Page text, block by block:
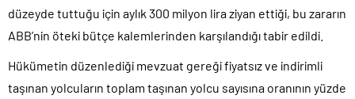
düzeyde tuttuğu için aylık 300 milyon lira ziyan ettiği, bu zararın
ABB’nin öteki bütçe kalemlerinden karşılandığı tabir edildi.
Hükümetin düzenlediği mevzuat gereği fiyatsız ve indirimli
taşınan yolcuların toplam taşınan yolcu sayısına oranının yüzde